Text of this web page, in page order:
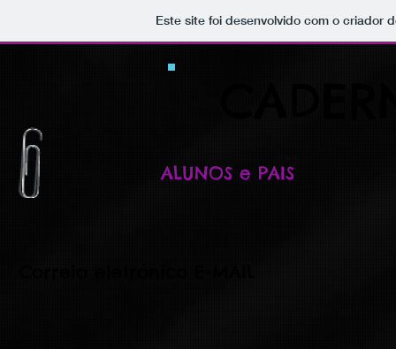
Este site foi desenvolvido com o criador
ALUNOS e PAIS